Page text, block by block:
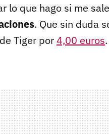
lo que hago si me
. Que sin duda
Tiger por4,00 euros.